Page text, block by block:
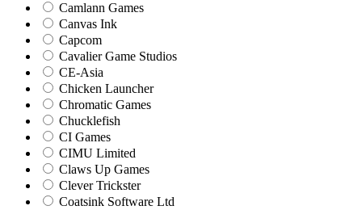
Camlann Games
Canvas Ink
Capcom
Cavalier Game Studios
CE-Asia
Chicken Launcher
Chromatic Games
Chucklefish
CI Games
CIMU Limited
Claws Up Games
Clever Trickster
Coatsink Software Ltd